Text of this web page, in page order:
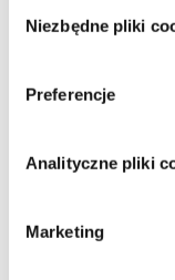
zgody
Niezbędne pliki
Preferencje
Analityczne pliki
Marketing
Regulacje
prawnym. Należy
składników